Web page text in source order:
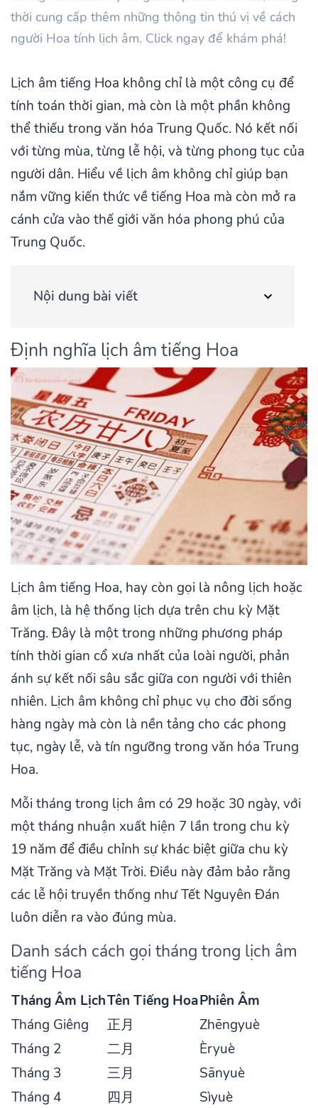
thời cung cấp thêm những thông tin thú vị về cách
người Hoa tính lịch âm. Click ngay để khám phá!
Lịch âm tiếng Hoa không chỉ là một công cụ để
tính toán thời gian, mà còn là một phần không
thể thiếu trong văn hóa Trung Quốc. Nó kết nối
với từng mùa, từng lễ hội, và từng phong tục của
người dân. Hiểu về lịch âm không chỉ giúp bạn
nắm vững kiến thức về tiếng Hoa mà còn mở ra
cánh cửa vào thế giới văn hóa phong phú của
Trung Quốc.
Nội dung bài viết
Định nghĩa lịch âm tiếng Hoa
Lịch âm tiếng Hoa, hay còn gọi là nông lịch hoặc
âm lịch, là hệ thống lịch dựa trên chu kỳ Mặt
Trăng. Đây là một trong những phương pháp
tính thời gian cổ xưa nhất của loài người, phản
ánh sự kết nối sâu sắc giữa con người với thiên
nhiên. Lịch âm không chỉ phục vụ cho đời sống
hàng ngày mà còn là nền tảng cho các phong
tục, ngày lễ, và tín ngưỡng trong văn hóa Trung
Hoa.
Mỗi tháng trong lịch âm có 29 hoặc 30 ngày, với
một tháng nhuận xuất hiện 7 lần trong chu kỳ
19 năm để điều chỉnh sự khác biệt giữa chu kỳ
Mặt Trăng và Mặt Trời. Điều này đảm bảo rằng
các lễ hội truyền thống như Tết Nguyên Đán
luôn diễn ra vào đúng mùa.
Danh sách cách gọi tháng trong lịch âm
tiếng Hoa
Tháng Âm LịchTên Tiếng HoaPhiên Âm
Tháng Giêng
正月
Zhēngyuè
Tháng 2
二月
Èryuè
Tháng 3
三月
Sānyuè
Tháng 4
四月
Sìyuè